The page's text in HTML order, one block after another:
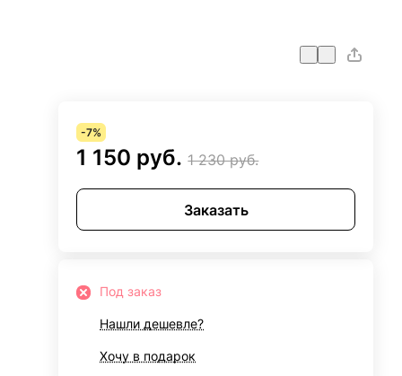
-7%
1 150 руб. 1 230 руб.
Заказать
Под заказ
Нашли дешевле?
Хочу в подарок